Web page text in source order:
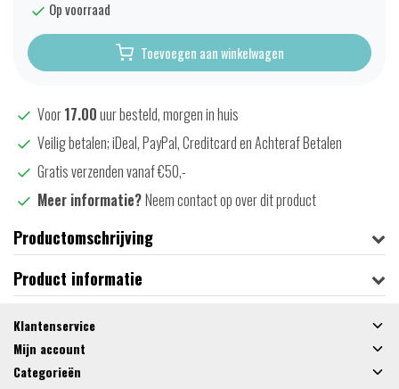
Op voorraad
Toevoegen aan winkelwagen
Voor17.00uur besteld, morgen in huis
Veilig betalen; iDeal, PayPal, Creditcard en Achteraf Betalen
Gratis verzenden vanaf €50,-
Meer informatie?Neem contact op over dit product
Productomschrijving
Product informatie
Klantenservice
Mijn account
Categorieën